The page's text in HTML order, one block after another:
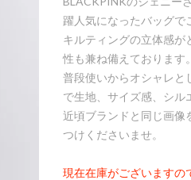
躍人気になったバッグで
キルティングの立体感が
性も兼ね備えております。
普段使いからオシャレと
で生地、サイズ感、シル
近頃ブランドと同じ画像
つけくださいませ。
現在在庫がございますの